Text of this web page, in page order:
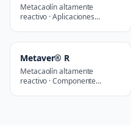
Metacaolín altamente
reactivo · Aplicaciones
Metaver® R
Metacaolín altamente
reactivo · Componente